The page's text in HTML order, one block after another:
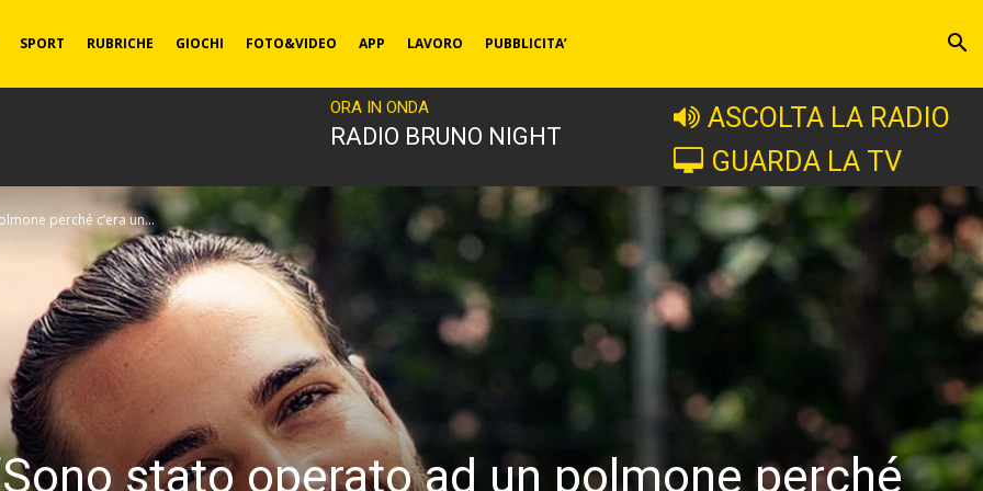
SPORT RUBRICHE GIOCHI FOTO&VIDEO APP LAVORO PUBBLICITA’
ORA IN ONDA
RADIO BRUNO NIGHT
ASCOLTA LA RADIO
GUARDA LA TV
perché c’era un...
stato operato ad un polmone perché